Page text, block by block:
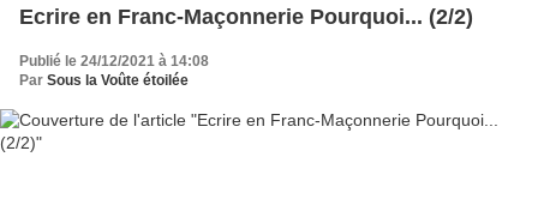
Ecrire en Franc-Maçonnerie Pourquoi... (2/2)
Publié le 24/12/2021 à 14:08
Par Sous la Voûte étoilée